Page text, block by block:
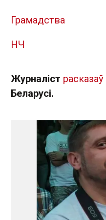
Грамадства
НЧ
Журналіст расказаў
Беларусі.